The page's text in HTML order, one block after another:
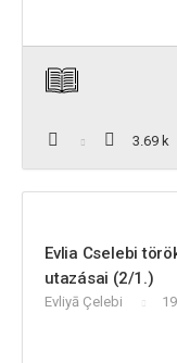
3.69 k
Evlia Cselebi
utazásai (2/1.)
Evliyā Çelebi